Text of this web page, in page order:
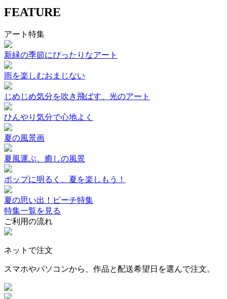
FEATURE
アート特集
新緑の季節にぴったりなアート
雨を楽しむおまじない
じめじめ気分を吹き飛ばす、光のアート
ひんやり気分で心地よく
夏の風景画
夏風運ぶ、癒しの風景
ポップに明るく、夏を楽しもう！
夏の思い出！ビーチ特集
特集一覧を見る
ご利用の流れ
ネットで注文
スマホやパソコンから、作品と配送希望日を選んで注文。